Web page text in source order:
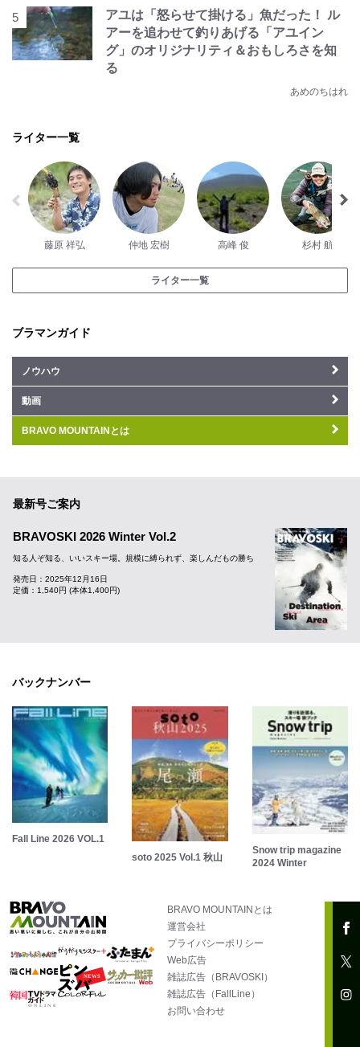
アユは「怒らせて掛ける」魚だった！ ル
アーを追わせて釣りあげる「アユイン
グ」のオリジナリティ＆おもしろさを知
る
あめのちはれ
ライター一覧
藤原 祥弘 仲地 宏樹 高峰 俊 杉村 航
ライター一覧
ブラマンガイド
ノウハウ
動画
BRAVO MOUNTAINとは
最新号ご案内
BRAVOSKI 2026 Winter Vol.2
知る人ぞ知る、いいスキー場。規模に縛られず、楽しんだもの勝ち
発売日：2025年12月16日
定価：1,540円 (本体1,400円)
バックナンバー
Fall Line 2026 VOL.1
soto 2025 Vol.1 秋山
Snow trip magazine
2024 Winter
BRAVO MOUNTAINとは
運営会社
プライバシーポリシー
Web広告
雑誌広告（BRAVOSKI）
雑誌広告（FallLine）
お問い合わせ